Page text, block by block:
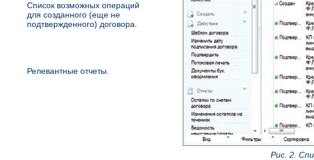
Список возможных операций
для созданного (еще не
подтвержденного) договора.
Релевантные отчеты.
Рис. 2.